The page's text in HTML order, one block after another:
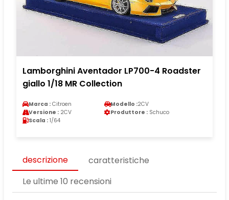
Lamborghini Aventador LP700-4 Roadster
giallo 1/18 MR Collection
Marca : Citroen Modello :2CV
Versione : 2CV Produttore : Schuco
Scala : 1/64
descrizione
caratteristiche
Le ultime 10 recensioni